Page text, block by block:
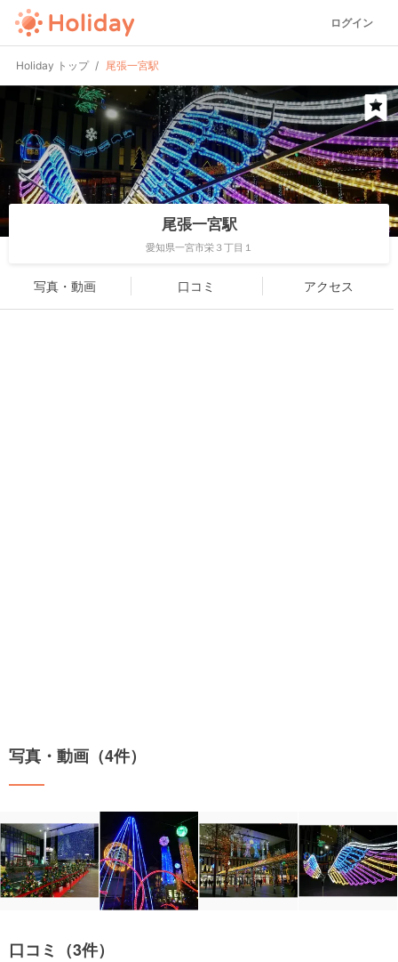
ログイン
Holiday トップ 尾張一宮駅
尾張一宮駅
愛知県一宮市栄３丁目１
写真・動画 口コミ アクセス
写真・動画（4件）
口コミ（3件）